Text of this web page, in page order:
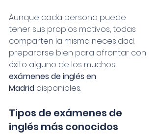
Aunque cada persona puede
tener sus propios motivos, todas
comparten la misma necesidad:
prepararse bien para afrontar con
éxito alguno de los muchos
exámenes de inglés en
Madrid disponibles.
Tipos de exámenes de
inglés más conocidos